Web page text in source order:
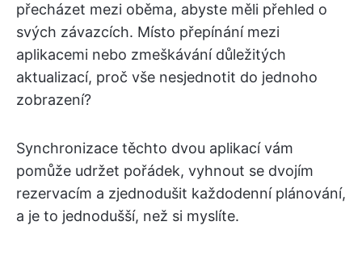
přecházet mezi oběma, abyste měli přehled o
svých závazcích. Místo přepínání mezi
aplikacemi nebo zmeškávání důležitých
aktualizací, proč vše nesjednotit do jednoho
zobrazení?
Synchronizace těchto dvou aplikací vám
pomůže udržet pořádek, vyhnout se dvojím
rezervacím a zjednodušit každodenní plánování,
a je to jednodušší, než si myslíte.